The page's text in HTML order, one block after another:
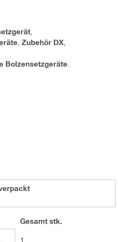
Zubehör DX
Bolzensetzgeräte
Gesamtstk.
1